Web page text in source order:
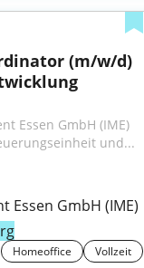
(m/w/d)
Essen GmbH (IME)
und...
Essen GmbH (IME)
Homeoffice Vollzeit